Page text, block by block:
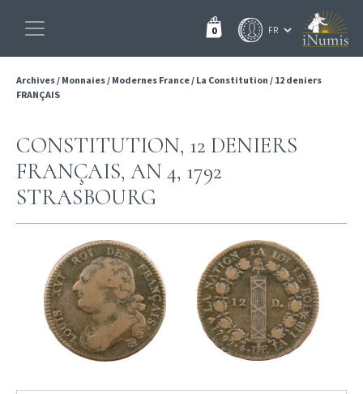
0
Archives/ Monnaies/ Modernes France/ La Constitution / 12 deniers
FRANÇAIS
CONSTITUTION, 12 DENIERS
FRANÇAIS, AN 4, 1792
STRASBOURG